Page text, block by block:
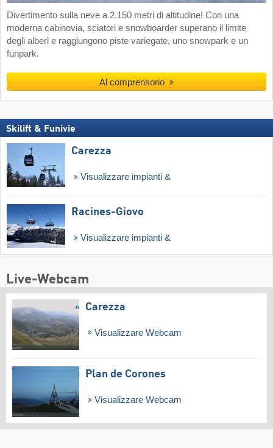
Divertimento sulla neve a 2.150 metri di altitudine! Con una
moderna cabinovia, sciatori e snowboarder superano il limite
degli alberi e raggiungono piste variegate, uno snowpark e un
funpark.
Al comprensorio
Skilift & Funivie
Carezza
Visualizzare impianti &
Racines-Giovo
Visualizzare impianti &
Live-Webcam
Carezza
Visualizzare Webcam
Plan de Corones
Visualizzare Webcam